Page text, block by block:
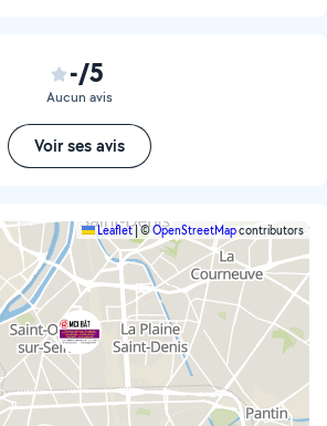
-/5
Aucun avis
Voir ses avis
Leaflet|©OpenStreetMapcontributors